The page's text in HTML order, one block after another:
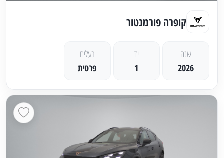
קופרה פורמנטור
שנה
2026
יד
1
בעלים
פרטית